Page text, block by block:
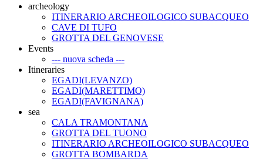
archeology
ITINERARIO ARCHEOILOGICO SUBACQUEO
CAVE DI TUFO
GROTTA DEL GENOVESE
Events
--- nuova scheda ---
Itineraries
EGADI(LEVANZO)
EGADI(MARETTIMO)
EGADI(FAVIGNANA)
sea
CALA TRAMONTANA
GROTTA DEL TUONO
ITINERARIO ARCHEOILOGICO SUBACQUEO
GROTTA BOMBARDA